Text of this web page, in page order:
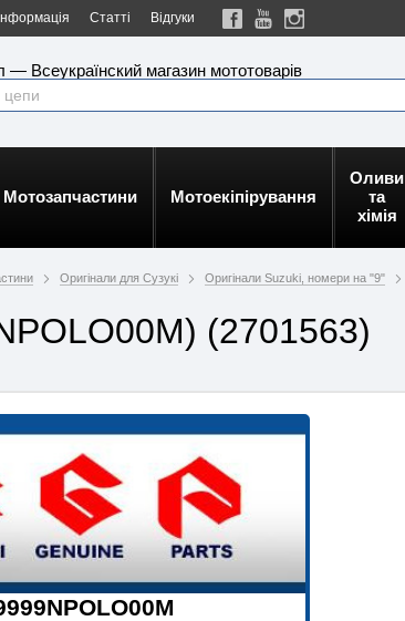
Статті Відгуки
— Всеукраїнский магазин мототоварів
Мотозапчастини Мотоекіпірування
Оливи
та
хімія
Оригінали для Сузукі Оригінали Suzuki, номери на "9"
(2701563)